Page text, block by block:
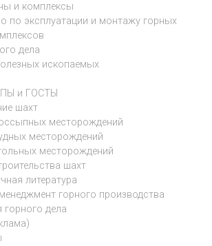
и комплексы
по эксплуатации и монтажу горных
дела
ископаемых
и ГОСТЫ
шахт
месторождений
месторождений
месторождений
шахт
литература
горного производства
горного дела